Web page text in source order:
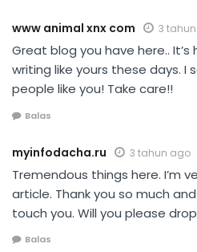
www animal xnx com 3
Great blog you have here..
writing like yours these days. I
people like you! Take care!!
Balas
myinfodacha.ru 3 tahun ago
Tremendous things here. I’m
article. Thank you so much
touch you. Will you please
Balas